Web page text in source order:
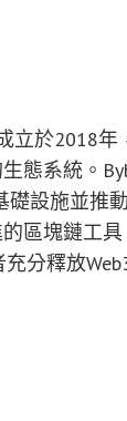
立於2018年
態系統。
礎設施並推
區塊鏈工具
分釋放